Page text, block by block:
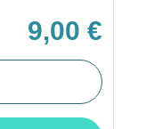
9,00 €